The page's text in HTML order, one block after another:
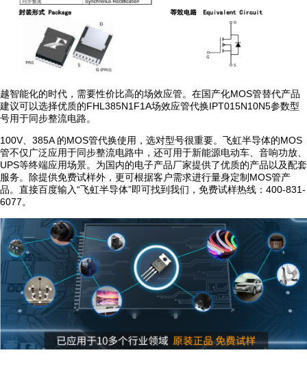
越智能化的时代，需要性价比高的场效应管。在国产化MOS管替代产品
建议可以选择优质的FHL385N1F1A场效应管代换IPT015N10N5参数型
号用于同步整流电路。
100V、385A 的MOS管代换使用，选对型号很重要。飞虹半导体的MOS
管不仅广泛应用于同步整流电路中，还可用于新能源电动车、音响功放、
UPS等终端应用场景。为国内的电子产品厂家提供了优质的产品以及配套
服务。除提供免费试样外，更可根据客户需求进行量身定制MOS管产
品。直接百度输入“飞虹半导体”即可找到我们，免费试样热线：400-831-
6077。